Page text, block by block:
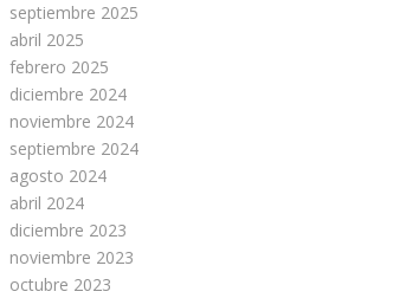
septiembre 2025
abril 2025
febrero 2025
diciembre 2024
noviembre 2024
septiembre 2024
agosto 2024
abril 2024
diciembre 2023
noviembre 2023
octubre 2023